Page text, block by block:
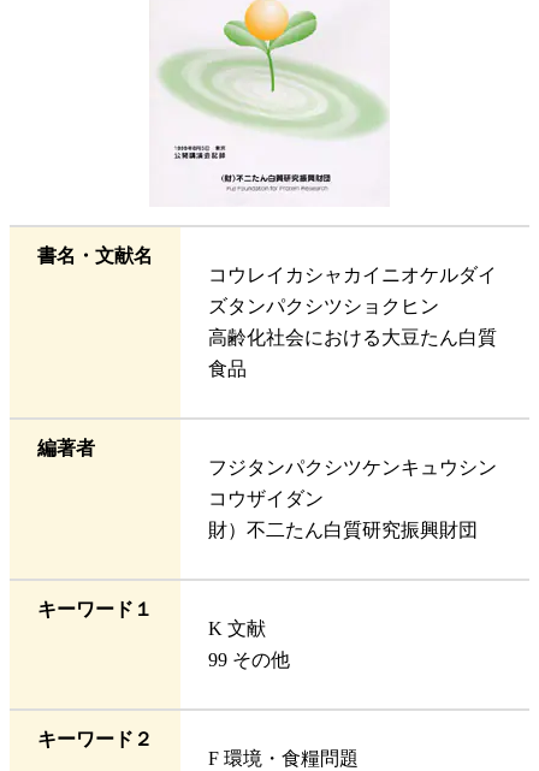
書名・文献名
コウレイカシャカイニオケルダイ
ズタンパクシツショクヒン
高齢化社会における大豆たん白質
食品
編著者
フジタンパクシツケンキュウシン
コウザイダン
財）不二たん白質研究振興財団
キーワード１
K 文献
99 その他
キーワード２
F 環境・食糧問題